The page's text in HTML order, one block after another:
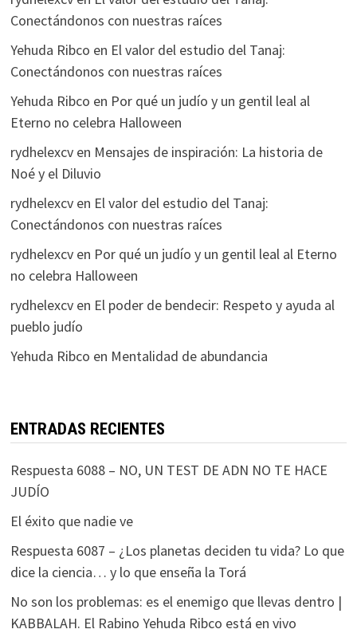
Conectándonos con nuestras raíces
Yehuda Ribco en El valor del estudio del Tanaj:
Conectándonos con nuestras raíces
Yehuda Ribco en Por qué un judío y un gentil leal al
Eterno no celebra Halloween
rydhelexcven Mensajes de inspiración: La historia de
Noé y el Diluvio
rydhelexcven El valor del estudio del Tanaj:
Conectándonos con nuestras raíces
rydhelexcven Por qué un judío y un gentil leal al Eterno
no celebra Halloween
rydhelexcven El poder de bendecir: Respeto y ayuda al
pueblo judío
Yehuda Ribco en Mentalidad de abundancia
ENTRADAS RECIENTES
Respuesta 6088 – NO, UN TEST DE ADN NO TE HACE
JUDÍO
El éxito que nadie ve
Respuesta 6087 – ¿Los planetas deciden tu vida? Lo que
dice la ciencia… y lo que enseña la Torá
No son los problemas: es el enemigo que llevas dentro |
KABBALAH. El Rabino Yehuda Ribco está en vivo